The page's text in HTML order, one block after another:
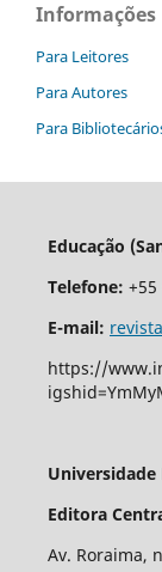
Informações
Para Leitores
Para Autores
Para
Educação
Telefone: +55
E-mail:
https://
Universidade
Editora
Av. Roraima,